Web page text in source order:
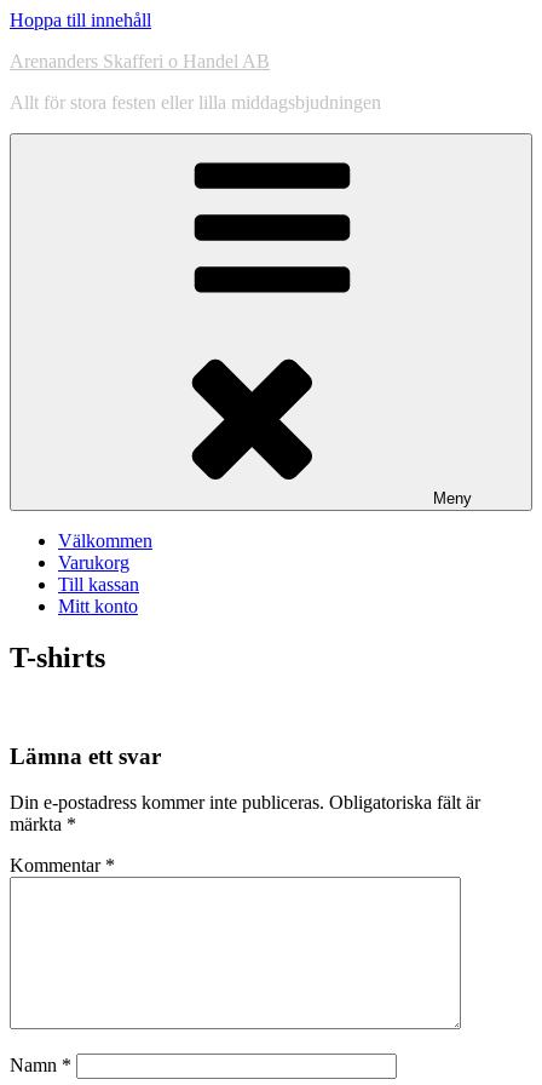
Hoppa till innehåll
Arenanders Skafferi o Handel AB
Allt för stora festen eller lilla middagsbjudningen
Meny
Välkommen
Varukorg
Till kassan
Mitt konto
T-shirts
Lämna ett svar
Din e-postadress kommer inte publiceras. Obligatoriska fält är
märkta *
Kommentar *
Namn *